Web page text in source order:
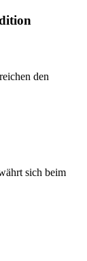
den
sich beim